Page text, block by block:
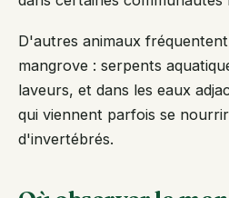
D'autres animaux
mangrove : serpents
laveurs, et dans les eaux
qui viennent parfois se
d'invertébrés.